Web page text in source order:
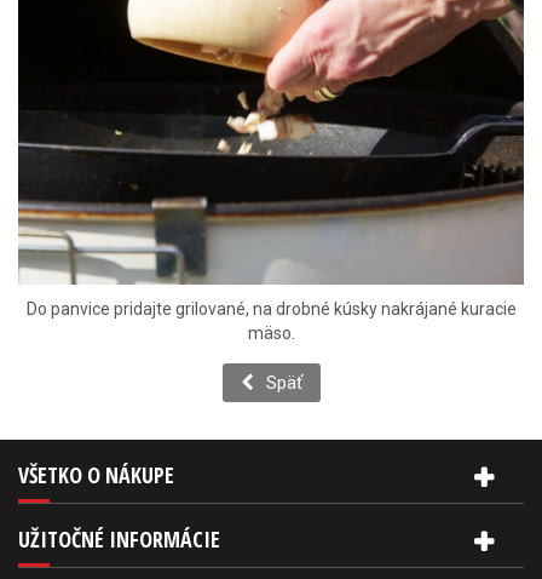
Do panvice pridajte grilované, na drobné kúsky nakrájané kuracie
mäso.
Späť
VŠETKO O NÁKUPE
UŽITOČNÉ INFORMÁCIE